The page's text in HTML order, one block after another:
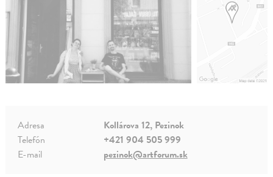
Adresa
Kollárova 12, Pezinok
Telefón
+421 904 505 999
E-mail
pezinok@artforum.sk